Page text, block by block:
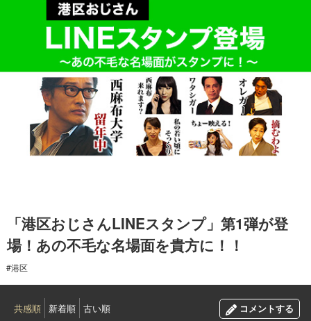
「港区おじさんLINEスタンプ」第1弾が登
場！あの不毛な名場面を貴方に！！
#港区
共感順 新着順 古い順 コメントする